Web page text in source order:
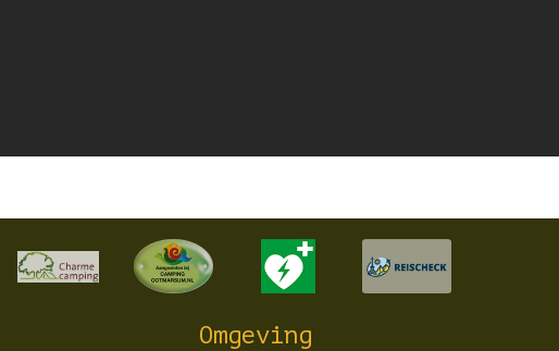
Omgeving